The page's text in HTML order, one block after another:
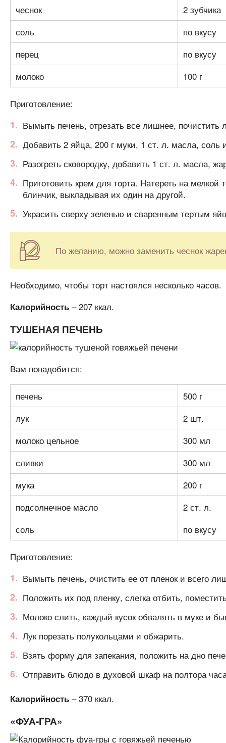
чеснок
2 зубчика
соль
по вкусу
перец
по вкусу
молоко
100 г
Приготовление:
Вымыть печень, отрезать все лишнее, почистить
Добавить 2 яйца, 200 г муки, 1 ст. л. масла, соль
Разогреть сковородку, добавить 1 ст. л. масла,
Приготовить крем для торта. Натереть на
блинчик, выкладывая их один на другой.
Украсить сверху зеленью и сваренным тертым
По желанию, можно заменить чеснок
Необходимо, чтобы торт настоялся несколько часов.
Калорийность– 207 ккал.
ТУШЕНАЯ ПЕЧЕНЬ
Вам понадобится:
печень
500 г
лук
2 шт.
молоко цельное
300 мл
сливки
300 мл
мука
200 г
подсолнечное масло
2 ст. л.
соль
по вкусу
Приготовление:
Вымыть печень, очистить ее от пленок и всего
Положить их под пленку, слегка отбить,
Молоко слить, каждый кусок обвалять в муке и
Лук порезать полукольцами и обжарить.
Взять форму для запекания, положить на дно
Отправить блюдо в духовой шкаф на полтора
Калорийность– 370 ккал.
«ФУА-ГРА»